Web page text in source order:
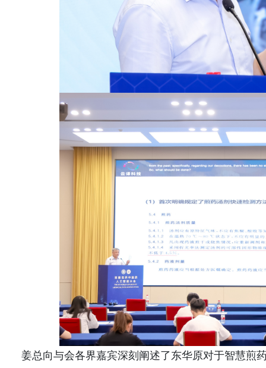
姜总向与会各界嘉宾深刻阐述了东华原对于智慧煎